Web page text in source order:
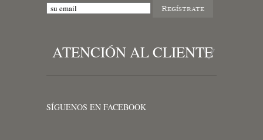
ATENCIÓN AL CLIENTE
SÍGUENOS EN FACEBOOK